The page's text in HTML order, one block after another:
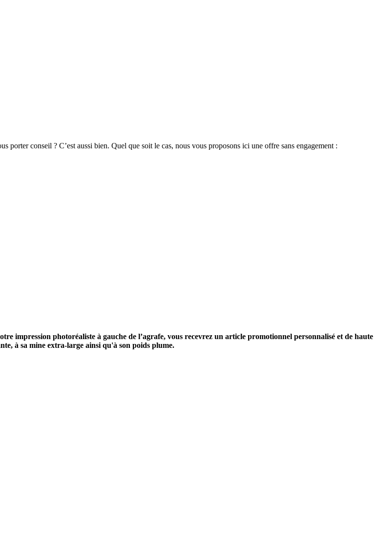
conseil ? C’est aussi bien. Quel que soit le cas, nous vous proposons ici une offre sans engagement :
impression photoréaliste à gauche de l’agrafe, vous recevrez un article promotionnel personnalisé et de haute
à sa mine extra-large ainsi qu'à son poids plume.